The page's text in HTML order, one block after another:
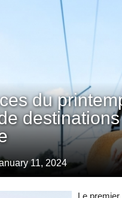
du
11, 2024
Le